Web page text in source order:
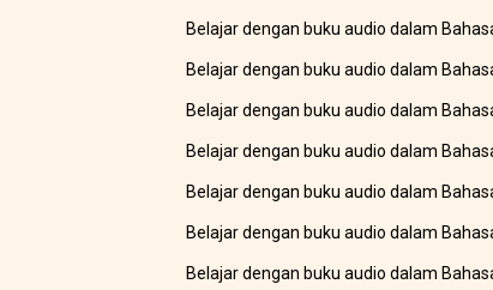
Belajar dengan buku audio dalam
Belajar dengan buku audio dalam
Belajar dengan buku audio dalam
Belajar dengan buku audio dalam
Belajar dengan buku audio dalam
Belajar dengan buku audio dalam
Belajar dengan buku audio dalam